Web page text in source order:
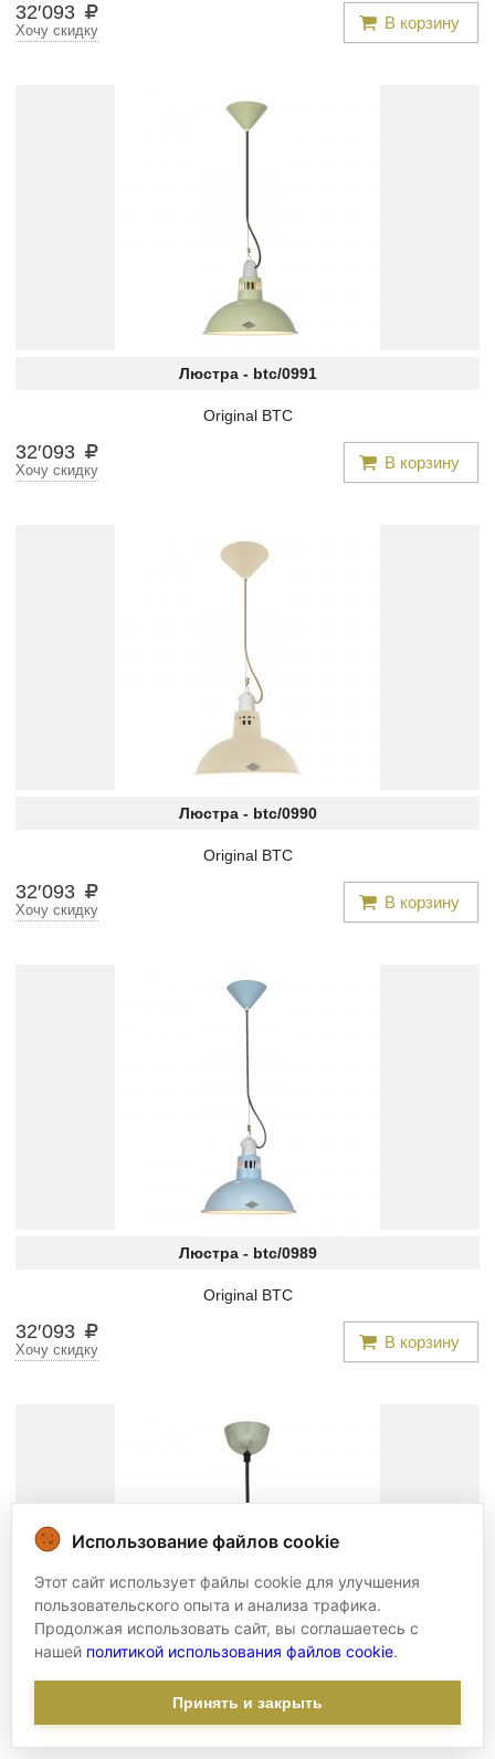
32′093 В корзину
Хочу скидку
Люстра - btc/0991
Original BTC
32′093 В корзину
Хочу скидку
Люстра - btc/0990
Original BTC
32′093 В корзину
Хочу скидку
Люстра - btc/0989
Original BTC
32′093 В корзину
Хочу скидку
Использование файлов cookie
Этот сайт использует файлы cookie для улучшения
пользовательского опыта и анализа трафика.
Продолжая использовать сайт, вы соглашаетесь с
нашей политикой использования файлов cookie.
Принять и закрыть